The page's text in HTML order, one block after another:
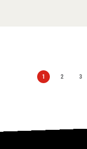
1 2 3